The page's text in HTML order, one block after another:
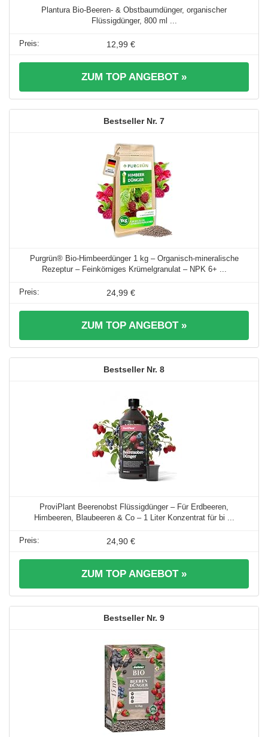
Plantura Bio-Beeren- & Obstbaumdünger, organischer
Flüssigdünger, 800 ml ...
12,99 €
ZUM TOP ANGEBOT »
7
Purgrün® Bio-Himbeerdünger 1 kg – Organisch-mineralische
Rezeptur – Feinkörniges Krümelgranulat – NPK 6+ ...
24,99 €
ZUM TOP ANGEBOT »
8
ProviPlant Beerenobst Flüssigdünger – Für Erdbeeren,
Himbeeren, Blaubeeren & Co – 1 Liter Konzentrat für bi ...
24,90 €
ZUM TOP ANGEBOT »
9